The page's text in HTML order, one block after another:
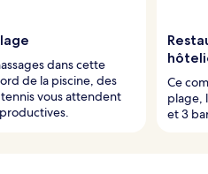
dans cette
de la piscine, des
vous attendent
Ce
plage,
et 3